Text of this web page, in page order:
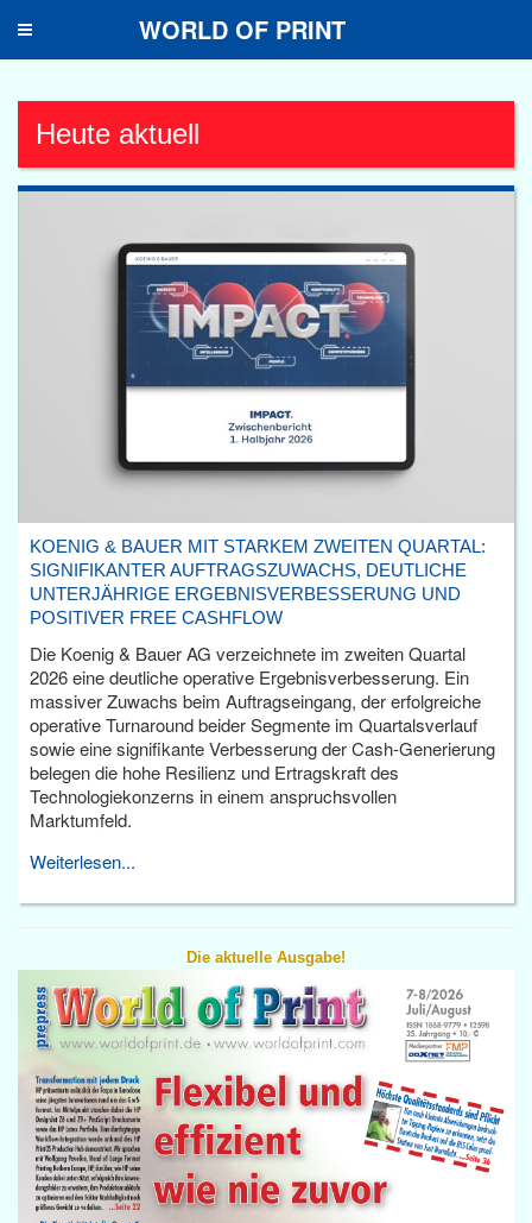
Toggle
WORLD OF PRINT
Heute aktuell
KOENIG & BAUER MIT STARKEM ZWEITEN QUARTAL:
SIGNIFIKANTER AUFTRAGSZUWACHS, DEUTLICHE
UNTERJÄHRIGE ERGEBNISVERBESSERUNG UND
POSITIVER FREE CASHFLOW
Die Koenig & Bauer AG verzeichnete im zweiten Quartal
2026 eine deutliche operative Ergebnisverbesserung. Ein
massiver Zuwachs beim Auftragseingang, der erfolgreiche
operative Turnaround beider Segmente im Quartalsverlauf
sowie eine signifikante Verbesserung der Cash-Generierung
belegen die hohe Resilienz und Ertragskraft des
Technologiekonzerns in einem anspruchsvollen
Marktumfeld.
Weiterlesen...
Die aktuelle Ausgabe!